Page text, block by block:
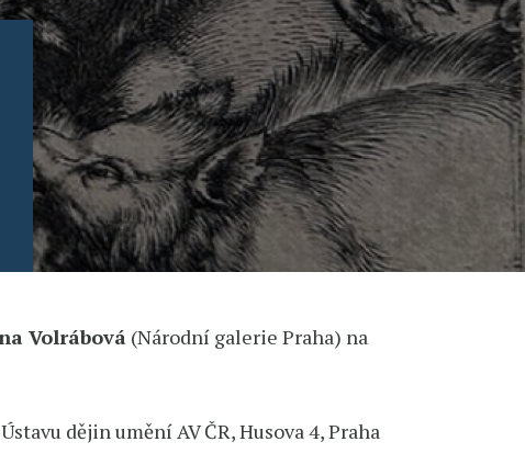
Volrábová (Národní galerie Praha) na
dějin umění AV ČR, Husova 4, Praha